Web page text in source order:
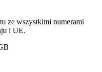
ze wszystkimi numerami
i UE.